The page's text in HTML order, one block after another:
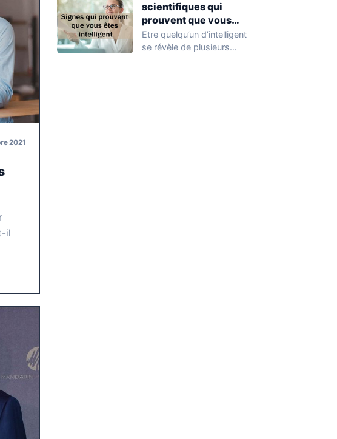
2021
il
scientifiques qui
prouvent que vous
êtes plus intelligent
que vous ne le pensez
Etre quelqu’un d’intelligent
se révèle de plusieurs